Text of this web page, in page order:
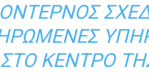
ΣΤΟ ΚΈΝΤΡΟ